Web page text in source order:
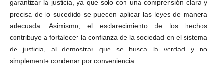
garantizar la justicia, ya que solo con una comprensión clara y
precisa de lo sucedido se pueden aplicar las leyes de manera
adecuada. Asimismo, el esclarecimiento de los hechos
contribuye a fortalecer la confianza de la sociedad en el sistema
de justicia, al demostrar que se busca la verdad y no
simplemente condenar por conveniencia.